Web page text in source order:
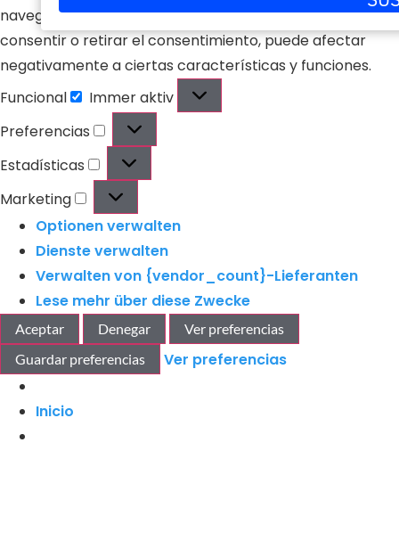
navegación o las identificaciones únicas en este sitio. No
consentir o retirar el consentimiento, puede afectar
negativamente a ciertas características y funciones.
Funcional
Immer aktiv
Preferencias
Estadísticas
Marketing
Optionen verwalten
Dienste verwalten
Verwalten von {vendor_count}-Lieferanten
Lese mehr über diese Zwecke
Aceptar Denegar
Ver preferencias
Guardar preferencias
Ver preferencias
Inicio
correo
electrónico